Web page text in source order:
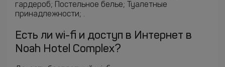
гардероб; Постельное белье; Туалетные
принадлежности; .
Есть ли wi-fi и доступ в Интернет в
Noah Hotel Complex?